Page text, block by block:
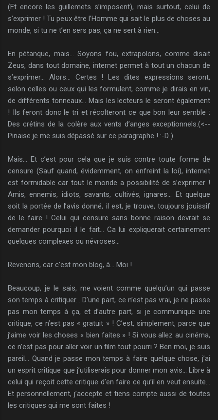
(Et encore les guillemets s’imposent), mais surtout, celui de
s’exprimer ! Tu peux être l’Homme qui sait le plus de choses au
monde, si tu ne t’en sers pas, ça ne sert à rien…
En pétanque, mais… Soyons fou, extrapolons, comme disait
Zeus, dans tout domaine, internet permet à tout un chacun de
s’exprimer… Alors… Certes ! Les dites expressions seront,
selon celles ou ceux qui les formulent, comme je dirais en vin,
de différents tonneaux… Mais les lecteurs le seront également
! Ils feront donc le tri et récolteront ce que bon leur semble :
Des crétins de la colère aux vents d’anges exceptionnels.(<--
Pinaise je me suis dépassé sur ce paragraphe ! :-D )
Mais… Et c’est pour cela que je suis contre toute forme de
censure (Sauf quand, évidemment, on enfreint la loi), internet
est formidable car tout le monde a possibilité de s’exprimer !
Amis, ennemis, idiots, savants, cultivés, ignares… Et quelque
soit la portée de l’avis donné, il est, je trouve, toujours jouissif
de le faire ! Celui qui censure sans bonne raison devrait se
demander pourquoi il le fait… Ca lui expliquerait certainement
quelques complexes ou névroses…
Revenons, car c’est mon blog, à… Moi !
Beaucoup, je le sais, me voient comme quelqu’un qui passe
son temps à critiquer… D’une part, ce n’est pas vrai, je ne passe
pas mon temps à ça, et d’autre part, si je communique une
critique, ce n’est pas « gratuit » ! C’est, simplement, parce que
j’aime voir les choses « bien faites » ! Si vous allez au cinéma,
ce n’est pas pour aller voir un film tout pourri ? Ben moi, je suis
pareil… Quand je passe mon temps à faire quelque chose, j’ai
un esprit critique que j’utiliserais pour donner mon avis… Libre à
celui qui reçoit cette critique d’en faire ce qu’il en veut ensuite…
Et personnellement, j’accepte et tiens compte aussi de toutes
les critiques qui me sont faîtes !